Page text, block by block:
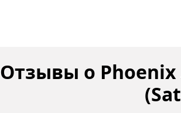
Отзывы о Phoenix